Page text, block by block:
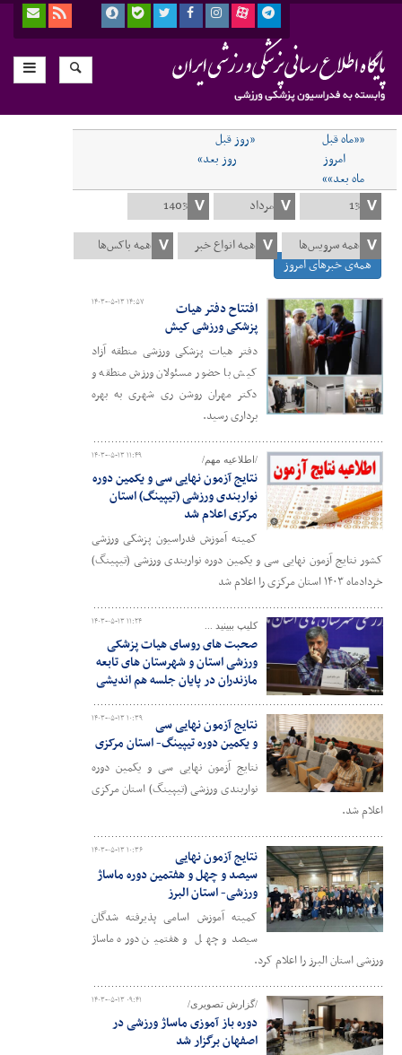
««ماه قبل
«روز قبل
امروز
روز بعد»
ماه بعد»»
همه‌ی خبرهای امروز
۱۴۰۳-۰۵-۱۳ ۱۴:۵۷
افتتاح دفتر هیات
پزشکی ورزشی کیش
دفتر هیات پزشکی ورزشی منطقه آزاد
کیش با حضور مسئولان ورزش منطقه و
دکتر مهران روشن ری شهری به بهره
برداری رسید.
۱۴۰۳-۰۵-۱۳ ۱۱:۴۹ /اطلاعیه مهم/
نتایج آزمون نهایی سی و یکمین دوره
نواربندی ورزشی (تیپینگ) استان
مرکزی اعلام شد
کمیته آموزش فدراسیون پزشکی ورزشی
کشور نتایج آزمون نهایی سی و یکمین دوره نواربندی ورزشی (تیپینگ)
خردادماه ۱۴۰۳ استان مرکزی را اعلام شد
۱۴۰۳-۰۵-۱۳ ۱۱:۲۴ کلیپ ببینید ...
صحبت های روسای هیات پزشکی
ورزشی استان و شهرستان های تابعه
مازندران در پایان جلسه هم اندیشی
۱۴۰۳-۰۵-۱۳ ۱۰:۳۹
نتایج آزمون نهایی سی
و یکمین دوره تیپینگ- استان مرکزی
نتایج آزمون نهایی سی و یکمین دوره
نواربندی ورزشی (تیپینگ) استان مرکزی
اعلام شد.
۱۴۰۳-۰۵-۱۳ ۱۰:۳۶
نتایج آزمون نهایی
سیصد و چهل و هفتمین دوره ماساژ
ورزشی- استان البرز
کمیته آموزش اسامی پذیرفته شدگان
سیصدو چهل و هفتمین دوره ماساژ
ورزشی استان البرز را اعلام کرد.
۱۴۰۳-۰۵-۱۳ ۰۹:۴۱ /گزارش تصویری/
دوره باز آموزی ماساژ ورزشی در
اصفهان برگزار شد